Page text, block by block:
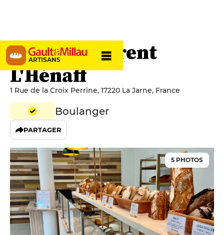
ARTISANS
Le Pain Laurent
L'Hénaff
1 Rue de la Croix Perrine, 17220 La Jarne, France
Boulanger
PARTAGER
5 PHOTOS